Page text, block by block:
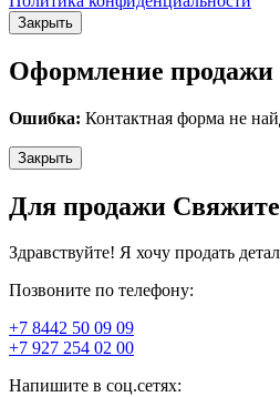
Закрыть
Оформление продажи
Ошибка: Контактная форма не
Закрыть
Для продажи
Здравствуйте! Я хочу продать
Позвоните по телефону:
+7 8442 50 09 09
+7 927 254 02 00
Напишите в соц.сетях: